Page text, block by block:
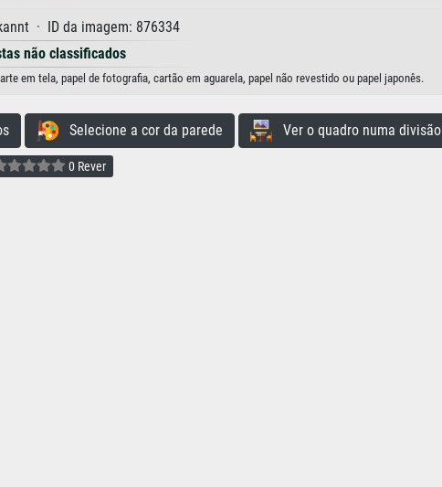
· ID da imagem: 876334
não classificados
em tela, papel de fotografia, cartão em aguarela, papel não revestido ou papel japonês.
Selecione a cor da parede Ver o quadro numa divisão
0 Rever